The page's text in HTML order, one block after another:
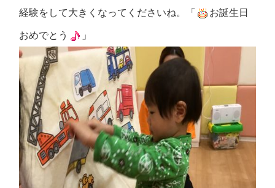
経験をして大きくなってくださいね。「 お誕生日
おめでとう 」